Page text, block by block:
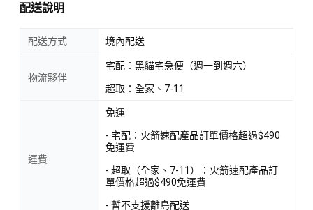
配送說明
配送方式 境內配送
物流夥伴
宅配：黑貓宅急便（週一到週六）
超取：全家、7-11
運費
免運
- 宅配：火箭速配產品訂單價格超過$490
免運費
- 超取（全家、7-11）：火箭速配產品訂
單價格超過$490免運費
- 暫不支援離島配送